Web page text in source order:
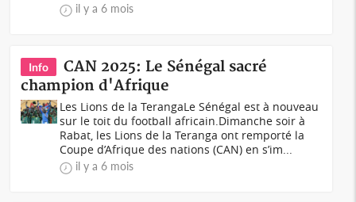
il y a 6 mois
Info
‎CAN 2025: Le Sénégal sacré
champion d'Afrique
‎Les Lions de la Teranga‎‎Le Sénégal est à nouveau
sur le toit du football africain.‎‎Dimanche soir à
Rabat, les Lions de la Teranga ont remporté la
Coupe d’Afrique des nations (CAN) en s’im...
il y a 6 mois